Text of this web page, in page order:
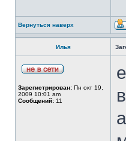
Вернуться наверх
Илья
Зарегистрирован: Пн окт 19,
2009 10:01 am
Сообщений: 11